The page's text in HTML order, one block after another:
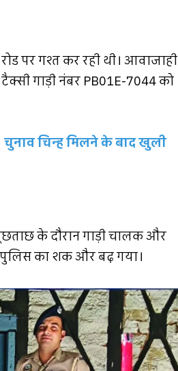
पर गश्त कर रही थी। आवाजाही
गाड़ी नंबर PB01E-7044 को
चुनाव चिन्ह मिलने के बाद खुली
के दौरान गाड़ी चालक और
का शक और बढ़ गया।